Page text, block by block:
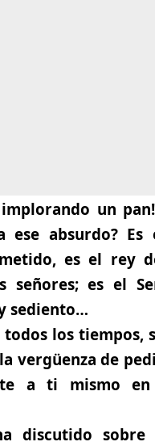
un
ese absurdo?
es el rey
señores; es el
sediento…
todos los tiempos,
vergüenza de
a ti mismo en
discutido sobre